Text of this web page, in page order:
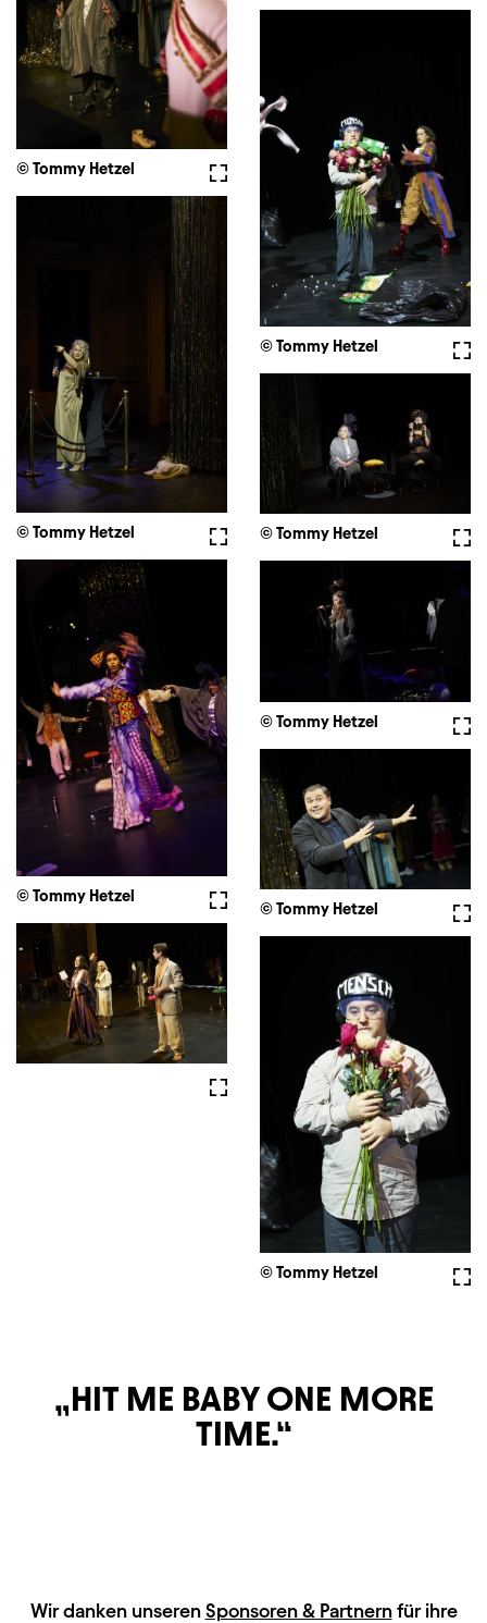
Vollbild
© Tommy Hetzel
© Tommy Hetzel
Vollbild
© Tommy Hetzel © Tommy Hetzel
Vollbild
© Tommy Hetzel
© Tommy Hetzel
© Tommy Hetzel
Vollbild
© Tommy Hetzel
HIT ME BABY ONE MORE
TIME.
HAUPTSPONSOREN
Wir danken unseren Sponsoren & Partnernfür ihre